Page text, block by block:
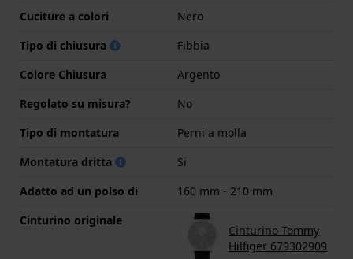
Cuciture a colori
Nero
Tipo di chiusura
Fibbia
Colore Chiusura
Argento
Regolato su misura?
No
Tipo di montatura
Perni a molla
Montatura dritta
Si
Adatto ad un polso di
160 mm - 210 mm
Cinturino originale
Cinturino Tommy
Hilfiger 679302909